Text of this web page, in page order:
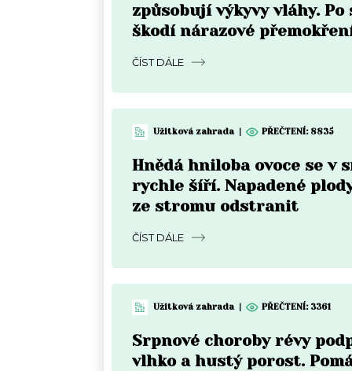
způsobují výkyvy vláhy. Po
škodí nárazové
ČÍST DÁLE
Užitková zahrada PŘEČTENÍ: 8835
Hnědá hniloba ovoce se v
rychle šíří. Napadené
ze stromu odstranit
ČÍST DÁLE
Užitková zahrada PŘEČTENÍ: 3361
Srpnové choroby révy
vlhko a hustý porost.